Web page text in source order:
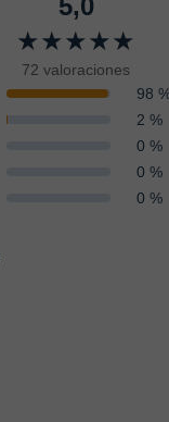
5,0
★★★★★
72 valoraciones
98
2 %
0 %
0 %
0 %